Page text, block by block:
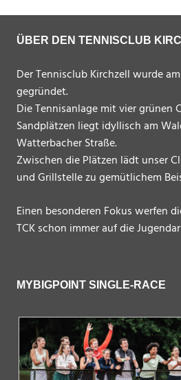
ÜBER DEN TENNISCLUB
Der Tennisclub Kirchzell wurde am
gegründet.
Die Tennisanlage mit vier grünen
Sandplätzen liegt idyllisch am
Watterbacher Straße.
Zwischen die Plätzen lädt unser
und Grillstelle zu gemütlichem
Einen besonderen Fokus werfen
TCK schon immer auf die
MYBIGPOINT SINGLE-RACE